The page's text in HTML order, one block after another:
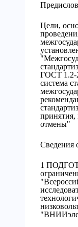
Цели,
ГОСТ 1.2-
система
принятия,
отмены"
Сведения
1